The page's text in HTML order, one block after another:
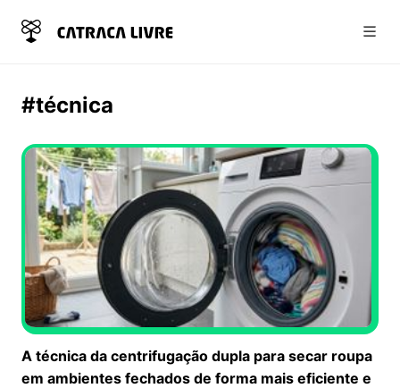
#técnica
A técnica da centrifugação dupla para secar roupa
em ambientes fechados de forma mais eficiente e